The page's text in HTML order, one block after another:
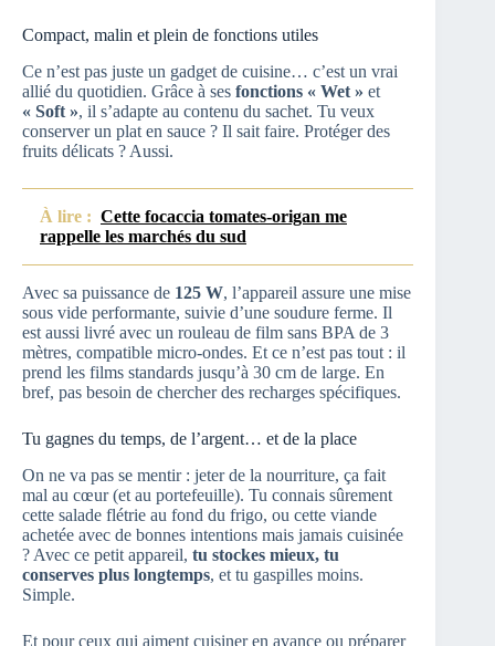
Compact, malin et plein de fonctions utiles
Ce n’est pas juste un gadget de cuisine… c’est un vrai
allié du quotidien. Grâce à ses fonctions « Wet » et
« Soft », il s’adapte au contenu du sachet. Tu veux
conserver un plat en sauce ? Il sait faire. Protéger des
fruits délicats ? Aussi.
À lire : Cette focaccia tomates-origan me
rappelle les marchés du sud
Avec sa puissance de 125 W, l’appareil assure une mise
sous vide performante, suivie d’une soudure ferme. Il
est aussi livré avec un rouleau de film sans BPA de 3
mètres, compatible micro-ondes. Et ce n’est pas tout : il
prend les films standards jusqu’à 30 cm de large. En
bref, pas besoin de chercher des recharges spécifiques.
Tu gagnes du temps, de l’argent… et de la place
On ne va pas se mentir : jeter de la nourriture, ça fait
mal au cœur (et au portefeuille). Tu connais sûrement
cette salade flétrie au fond du frigo, ou cette viande
achetée avec de bonnes intentions mais jamais cuisinée
? Avec ce petit appareil, tu stockes mieux, tu
conserves plus longtemps, et tu gaspilles moins.
Simple.
Et pour ceux qui aiment cuisiner en avance ou préparer